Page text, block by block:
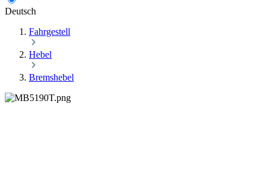
Deutsch
Fahrgestell
Hebel
Bremshebel